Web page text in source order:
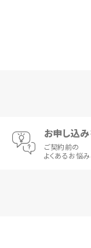
お申し込
ご契約前の
よくあるお悩